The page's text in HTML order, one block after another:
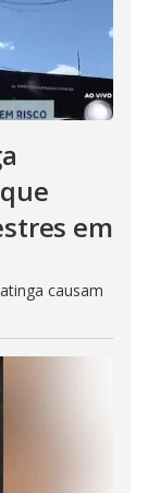
em
causam